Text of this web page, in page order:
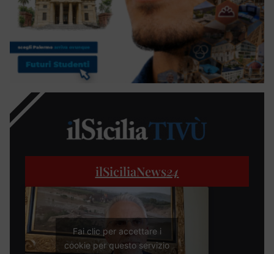
ilSiciliaNews24
Fai clic per accettare i
cookie per questo servizio